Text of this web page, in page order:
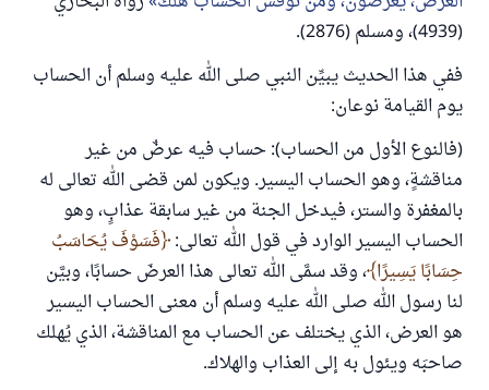
(4939)، ومسلم (2876).
ففي هذا الحديث يبيِّن النبي صلى الله عليه وسلم أن الحساب
يوم القيامة نوعان:
(فالنوع الأول من الحساب): حساب فيه عرضٌ من غير
مناقشةٍ، وهو الحساب اليسير. ويكون لمن قضى الله تعالى له
بالمغفرة والستر، فيدخل الجنة من غير سابقة عذابٍ، وهو
الحساب اليسير الوارد في قول الله تعالى: فَسَوْفَ يُحَاسَبُ
حِسَابًا يَسِيرًا ، وقد سمَّى الله تعالى هذا العرضَ حسابًا، وبيَّن
لنا رسول الله صلى الله عليه وسلم أن معنى الحساب اليسير
هو العرض، الذي يختلف عن الحساب مع المناقشة، الذي يُهلك
صاحبَه ويئول به إلى العذاب والهلاك.